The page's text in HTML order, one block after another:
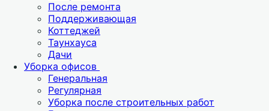
После ремонта
Поддерживающая
Коттеджей
Таунхауса
Дачи
Уборка офисов
Генеральная
Регулярная
Уборка после строительных работ